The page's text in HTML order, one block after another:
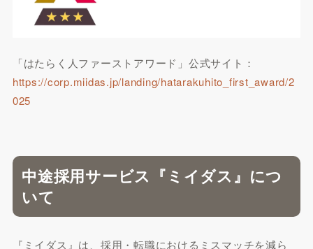
「はたらく人ファーストアワード」公式サイト：
https://corp.miidas.jp/landing/hatarakuhito_first_award/2
025
中途採用サービス『ミイダス』につ
いて
『ミイダス』は、採用・転職におけるミスマッチを減ら